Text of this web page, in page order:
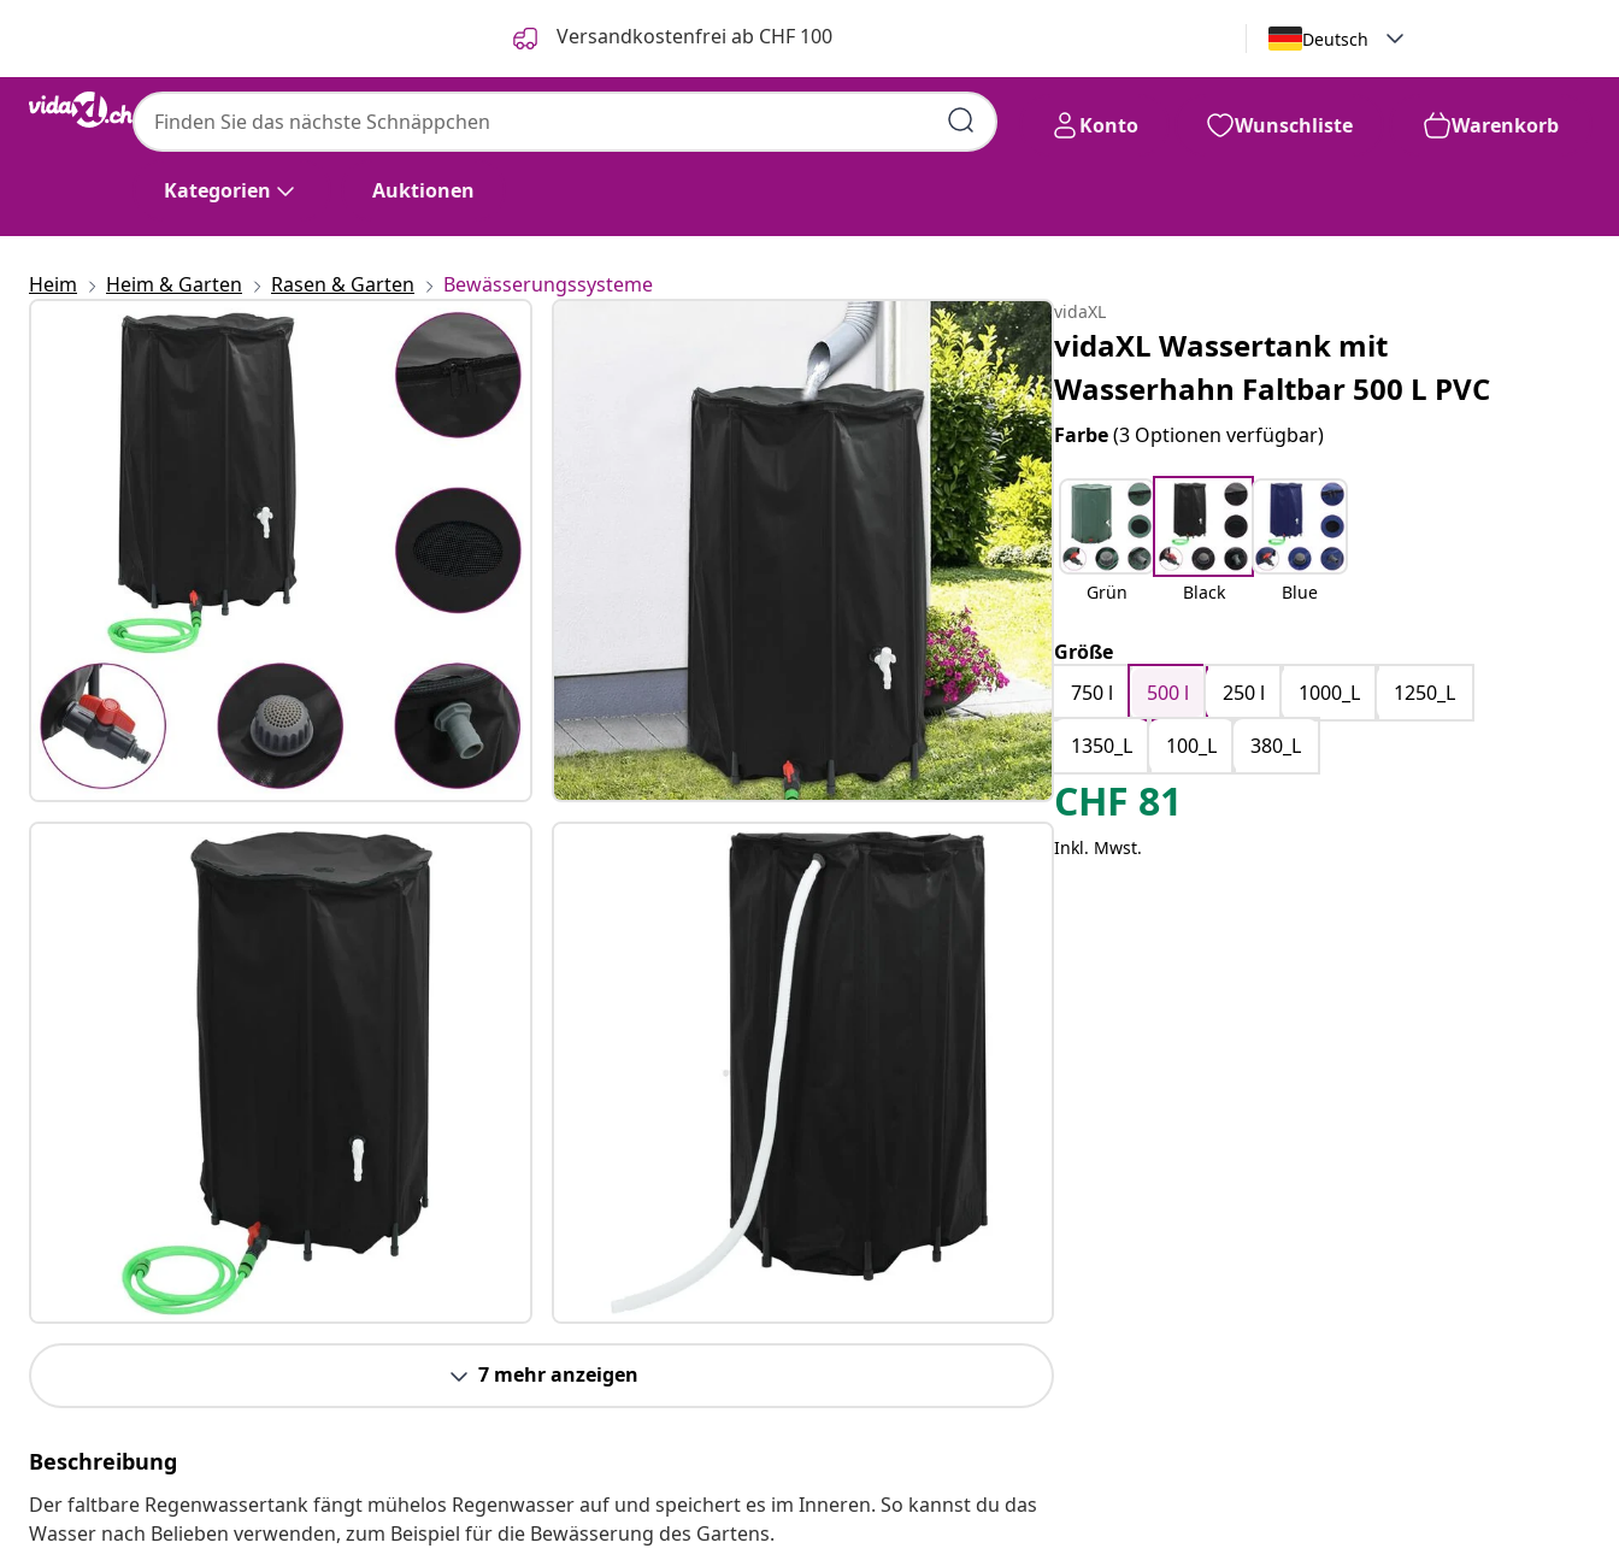
Versandkostenfrei ab CHF 100 Deutsch
Kategorien Auktionen
Konto Wunschliste Warenkorb
Heim Heim & Garten Rasen & Garten Bewässerungssysteme
7 mehr anzeigen
Beschreibung
Der faltbare Regenwassertank fängt mühelos Regenwasser auf und speichert es im Inneren. So kannst du das
Wasser nach Belieben verwenden, zum Beispiel für die Bewässerung des Gartens.
vidaXL
vidaXL Wassertank mit
Wasserhahn Faltbar 500 L PVC
Farbe(3 Optionen verfügbar)
Grün Black Blue
Größe
750 l
500 l 250 l 1000_L
1250_L
1350_L
100_L 380_L
CHF 81
Inkl. Mwst.